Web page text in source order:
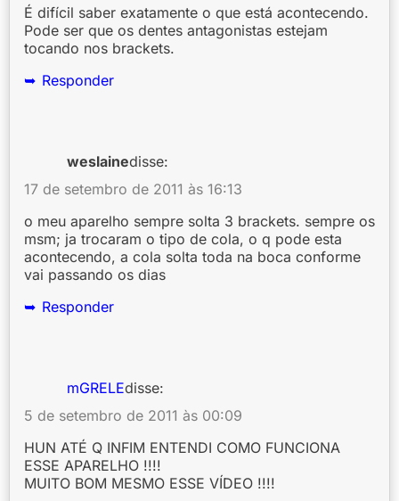
É difícil saber exatamente o que está acontecendo.
Pode ser que os dentes antagonistas estejam
tocando nos brackets.
Responder
weslainedisse:
17 de setembro de 2011 às 16:13
o meu aparelho sempre solta 3 brackets. sempre os
msm; ja trocaram o tipo de cola, o q pode esta
acontecendo, a cola solta toda na boca conforme
vai passando os dias
Responder
mGRELEdisse:
5 de setembro de 2011 às 00:09
HUN ATÉ Q INFIM ENTENDI COMO FUNCIONA
ESSE APARELHO !!!!
MUITO BOM MESMO ESSE VÍDEO !!!!